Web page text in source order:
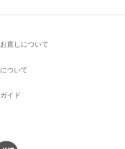
直しについて
ついて
イド